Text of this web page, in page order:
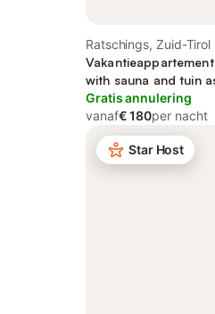
Ratschings, Zuid-Tirol
with sauna and tuin
kindvriendelijk
Gratis annulering
vanaf€ 180per nacht
Star Host